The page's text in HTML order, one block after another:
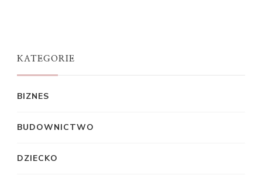
KATEGORIE
BIZNES
BUDOWNICTWO
DZIECKO